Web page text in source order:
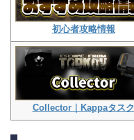
初心者攻略情報
Collector｜Kappaタスク